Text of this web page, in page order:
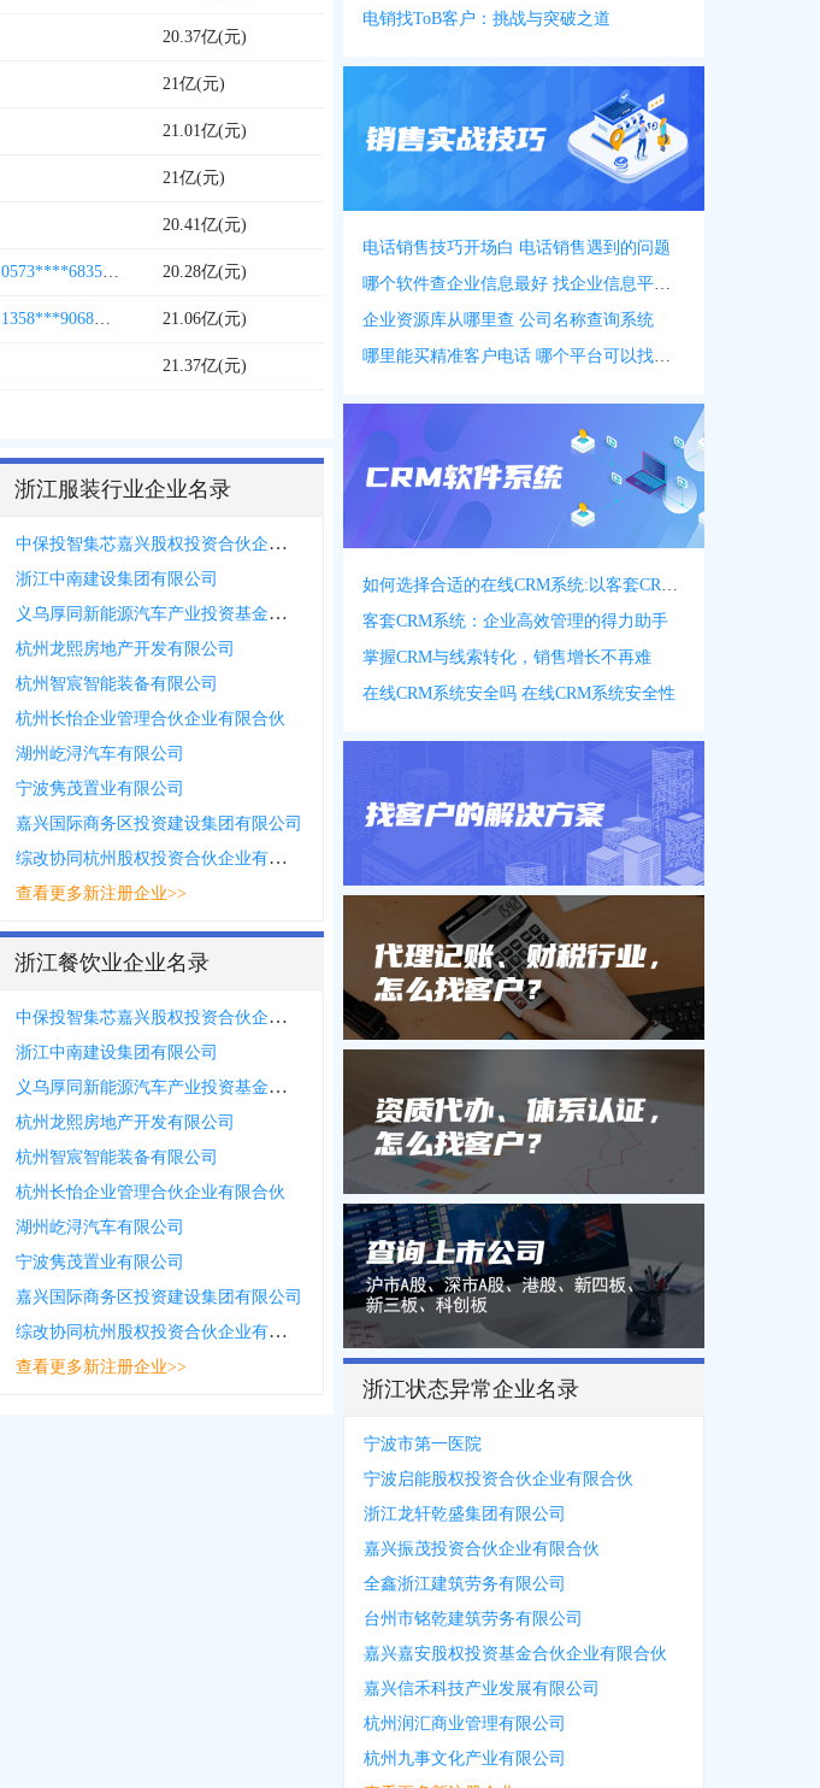
20.37亿(元)
21亿(元)
21.01亿(元)
21亿(元)
20.41亿(元)
0573****6835， 0573****4833，0573****1162 0573****6819
20.28亿(元)
1358***9068， 1358***8972，0571****1999 0571****4506，0571****5260，0571****5650
21.06亿(元)
21.37亿(元)
浙江服装行业企业名录
中保投智集芯嘉兴股权投资合伙企业有限合伙
浙江中南建设集团有限公司
义乌厚同新能源汽车产业投资基金合伙企业有限合伙
杭州龙熙房地产开发有限公司
杭州智宸智能装备有限公司
杭州长怡企业管理合伙企业有限合伙
湖州屹浔汽车有限公司
宁波隽茂置业有限公司
嘉兴国际商务区投资建设集团有限公司
综改协同杭州股权投资合伙企业有限合伙
查看更多新注册企业>>
浙江餐饮业企业名录
中保投智集芯嘉兴股权投资合伙企业有限合伙
浙江中南建设集团有限公司
义乌厚同新能源汽车产业投资基金合伙企业有限合伙
杭州龙熙房地产开发有限公司
杭州智宸智能装备有限公司
杭州长怡企业管理合伙企业有限合伙
湖州屹浔汽车有限公司
宁波隽茂置业有限公司
嘉兴国际商务区投资建设集团有限公司
综改协同杭州股权投资合伙企业有限合伙
查看更多新注册企业>>
电销找ToB客户：挑战与突破之道
电话销售技巧开场白 电话销售遇到的问题
哪个软件查企业信息最好 找企业信息平台 app
企业资源库从哪里查 公司名称查询系统
哪里能买精准客户电话 哪个平台可以找客户资源
如何选择合适的在线CRM系统:以客套CRM系统为例
客套CRM系统：企业高效管理的得力助手
掌握CRM与线索转化，销售增长不再难
在线CRM系统安全吗 在线CRM系统安全性
浙江状态异常企业名录
宁波市第一医院
宁波启能股权投资合伙企业有限合伙
浙江龙轩乾盛集团有限公司
嘉兴振茂投资合伙企业有限合伙
全鑫浙江建筑劳务有限公司
台州市铭乾建筑劳务有限公司
嘉兴嘉安股权投资基金合伙企业有限合伙
嘉兴信禾科技产业发展有限公司
杭州润汇商业管理有限公司
杭州九事文化产业有限公司